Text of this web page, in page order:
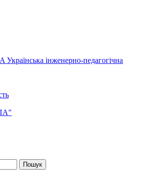
Українська інженерно-педагогічна
Пошук